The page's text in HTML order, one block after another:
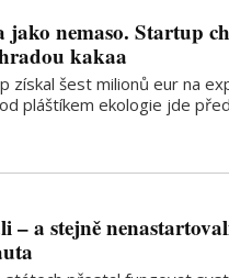
jako nemaso. Startup
kakaa
získal šest milionů eur na
pláštíkem ekologie jde
– a stejně